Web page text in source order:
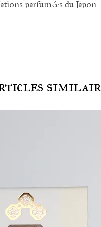
parfumées du Japon